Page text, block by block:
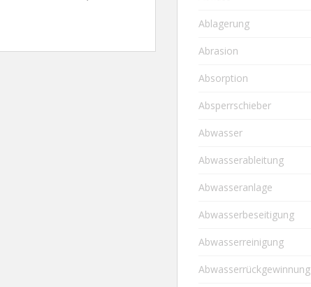
Ablagerung
Abrasion
Absorption
Absperrschieber
Abwasser
Abwasserableitung
Abwasseranlage
Abwasserbeseitigung
Abwasserreinigung
Abwasserrückgewinnung